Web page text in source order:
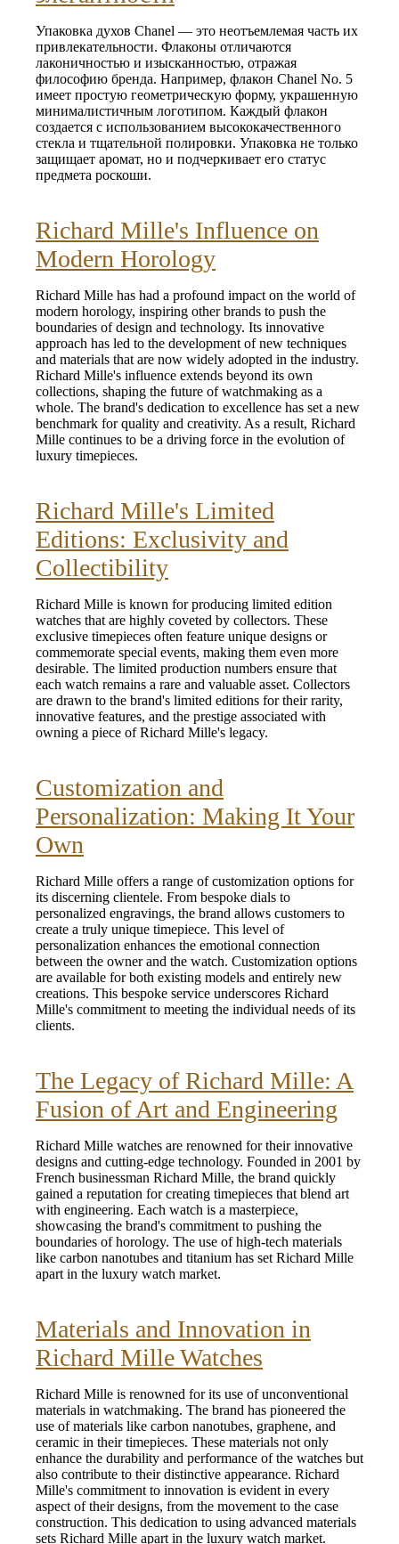
Упаковка духов Chanel — это неотъемлемая часть их
привлекательности. Флаконы отличаются
лаконичностью и изысканностью, отражая
философию бренда. Например, флакон Chanel No. 5
имеет простую геометрическую форму, украшенную
минималистичным логотипом. Каждый флакон
создается с использованием высококачественного
стекла и тщательной полировки. Упаковка не только
защищает аромат, но и подчеркивает его статус
предмета роскоши.
Richard Mille's Influence on
Modern Horology
Richard Mille has had a profound impact on the world of
modern horology, inspiring other brands to push the
boundaries of design and technology. Its innovative
approach has led to the development of new techniques
and materials that are now widely adopted in the industry.
Richard Mille's influence extends beyond its own
collections, shaping the future of watchmaking as a
whole. The brand's dedication to excellence has set a new
benchmark for quality and creativity. As a result, Richard
Mille continues to be a driving force in the evolution of
luxury timepieces.
Richard Mille's Limited
Editions: Exclusivity and
Collectibility
Richard Mille is known for producing limited edition
watches that are highly coveted by collectors. These
exclusive timepieces often feature unique designs or
commemorate special events, making them even more
desirable. The limited production numbers ensure that
each watch remains a rare and valuable asset. Collectors
are drawn to the brand's limited editions for their rarity,
innovative features, and the prestige associated with
owning a piece of Richard Mille's legacy.
Customization and
Personalization: Making It Your
Own
Richard Mille offers a range of customization options for
its discerning clientele. From bespoke dials to
personalized engravings, the brand allows customers to
create a truly unique timepiece. This level of
personalization enhances the emotional connection
between the owner and the watch. Customization options
are available for both existing models and entirely new
creations. This bespoke service underscores Richard
Mille's commitment to meeting the individual needs of its
clients.
The Legacy of Richard Mille: A
Fusion of Art and Engineering
Richard Mille watches are renowned for their innovative
designs and cutting-edge technology. Founded in 2001 by
French businessman Richard Mille, the brand quickly
gained a reputation for creating timepieces that blend art
with engineering. Each watch is a masterpiece,
showcasing the brand's commitment to pushing the
boundaries of horology. The use of high-tech materials
like carbon nanotubes and titanium has set Richard Mille
apart in the luxury watch market.
Materials and Innovation in
Richard Mille Watches
Richard Mille is renowned for its use of unconventional
materials in watchmaking. The brand has pioneered the
use of materials like carbon nanotubes, graphene, and
ceramic in their timepieces. These materials not only
enhance the durability and performance of the watches but
also contribute to their distinctive appearance. Richard
Mille's commitment to innovation is evident in every
aspect of their designs, from the movement to the case
construction. This dedication to using advanced materials
sets Richard Mille apart in the luxury watch market.